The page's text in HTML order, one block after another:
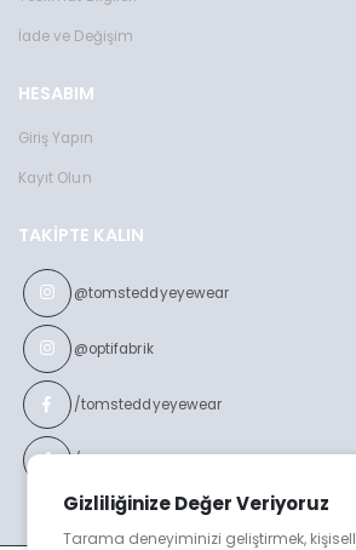
Gizliliğinize Değer Veriyoruz
Tarama deneyiminizi geliştirmek,
İade ve Değişim
HESABIM
Giriş Yapın
Kayıt Olun
TAKIPTE KALIN
@tomsteddyeyewear
@optifabrik
/tomsteddyeyewear
/optifabrikeyewear